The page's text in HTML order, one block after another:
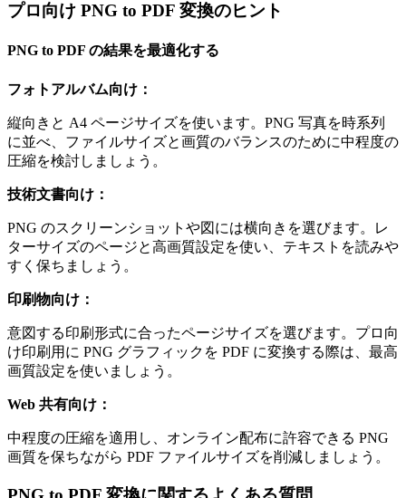
プロ向け PNG to PDF 変換のヒント
PNG to PDF の結果を最適化する
フォトアルバム向け：
縦向きと A4 ページサイズを使います。PNG 写真を時系列
に並べ、ファイルサイズと画質のバランスのために中程度の
圧縮を検討しましょう。
技術文書向け：
PNG のスクリーンショットや図には横向きを選びます。レ
ターサイズのページと高画質設定を使い、テキストを読みや
すく保ちましょう。
印刷物向け：
意図する印刷形式に合ったページサイズを選びます。プロ向
け印刷用に PNG グラフィックを PDF に変換する際は、最高
画質設定を使いましょう。
Web 共有向け：
中程度の圧縮を適用し、オンライン配布に許容できる PNG
画質を保ちながら PDF ファイルサイズを削減しましょう。